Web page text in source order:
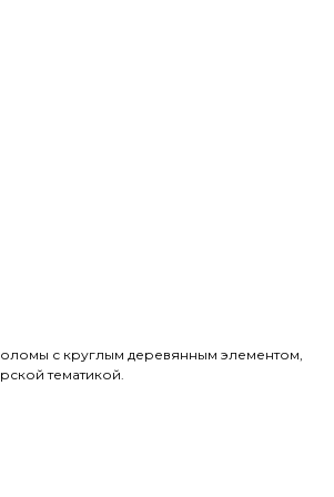
с круглым деревянным элементом,
тематикой.